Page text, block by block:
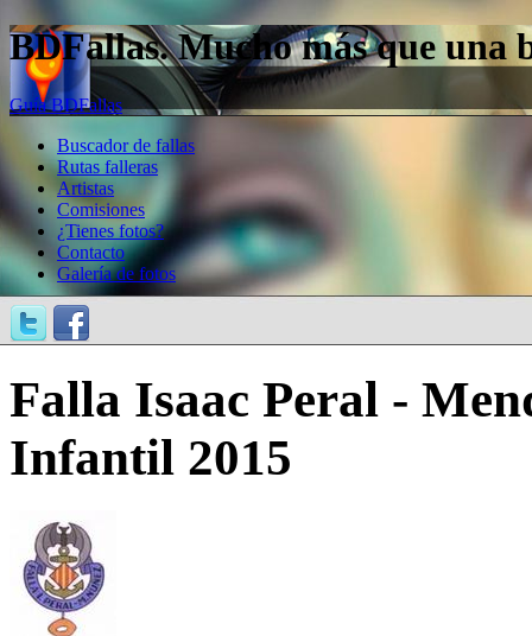
BDFallas. Mucho más que una
Guía BDFallas
Buscador de fallas
Rutas falleras
Artistas
Comisiones
¿Tienes fotos?
Contacto
Galería de fotos
Falla Isaac Peral -
Infantil 2015